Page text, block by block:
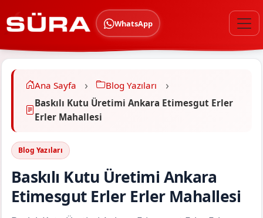
WhatsApp
Ana Sayfa
Blog Yazıları
Baskılı Kutu Üretimi Ankara Etimesgut Erler
Erler Mahallesi
Blog Yazıları
Baskılı Kutu Üretimi Ankara
Etimesgut Erler Erler Mahallesi